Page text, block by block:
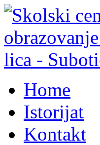
Home
Istorijat
Kontakt